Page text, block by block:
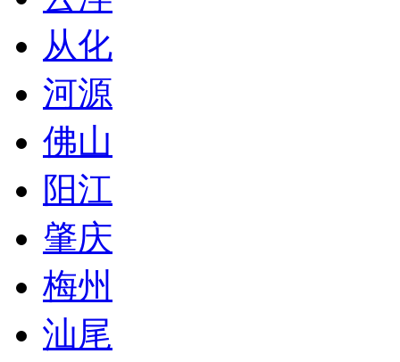
从化
河源
佛山
阳江
肇庆
梅州
汕尾